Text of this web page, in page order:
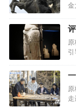
金
骨
宗